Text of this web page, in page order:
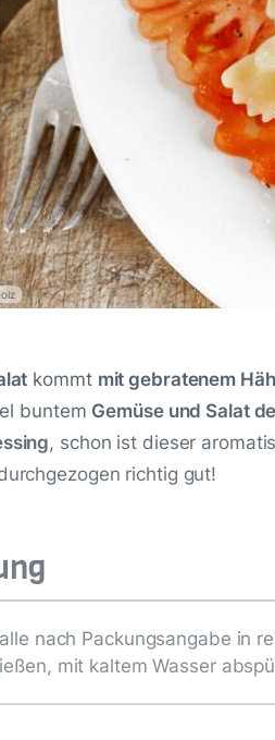
kommt mit gebratenem
buntem Gemüse und Salat
, schon ist dieser
richtig gut!
nach Packungsangabe in
mit kaltem Wasser